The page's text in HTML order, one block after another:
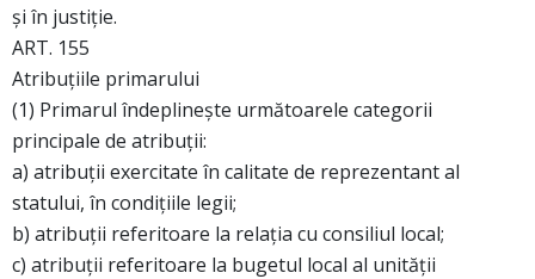
şi în justiţie.
ART. 155
Atribuţiile primarului
(1) Primarul îndeplineşte următoarele categorii
principale de atribuţii:
a) atribuţii exercitate în calitate de reprezentant al
statului, în condiţiile legii;
b) atribuţii referitoare la relaţia cu consiliul local;
c) atribuţii referitoare la bugetul local al unităţii